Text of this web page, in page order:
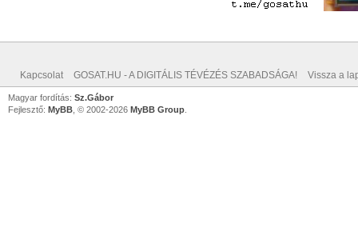
Kapcsolat GOSAT.HU - A DIGITÁLIS TÉVÉZÉS SZABADSÁGA! Vissza a
Magyar fordítás: Sz.Gábor
Fejlesztő: MyBB , © 2002-2026 MyBB Group